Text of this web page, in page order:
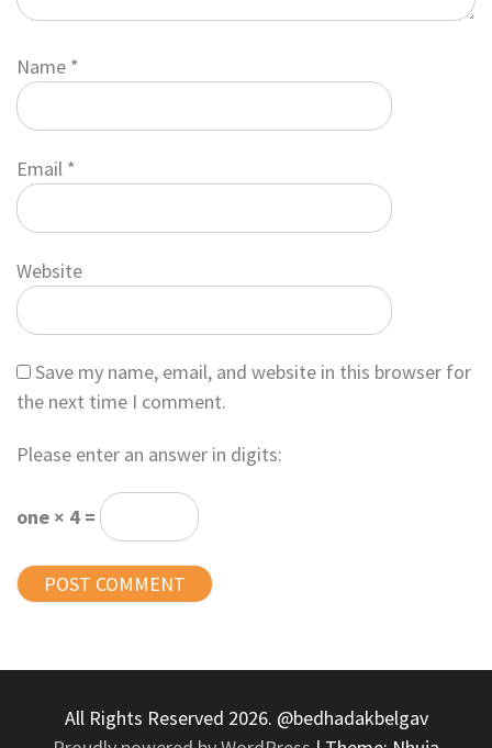
Name *
Email *
Website
Save my name, email, and website in this browser for
the next time I comment.
Please enter an answer in digits:
one × 4 =
All Rights Reserved 2026. @bedhadakbelgav